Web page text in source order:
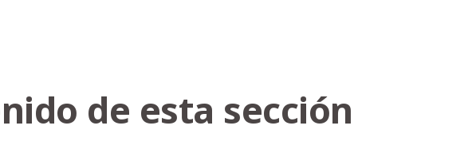
de esta sección